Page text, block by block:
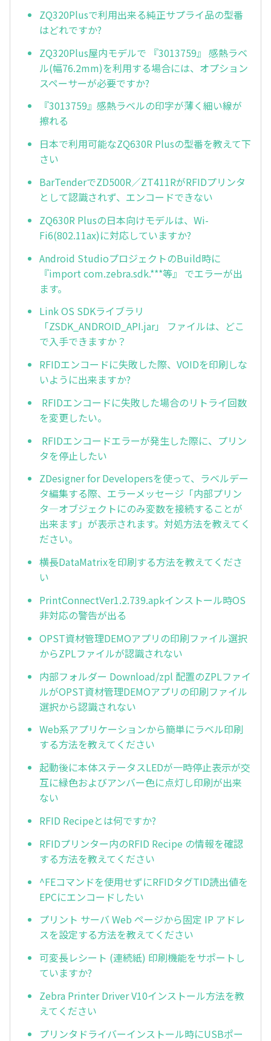
ZQ320Plusで利用出来る純正サプライ品の型番
はどれですか?
ZQ320Plus屋内モデルで 『3013759』 感熱ラベ
ル(幅76.2mm)を利用する場合には、オプション
スペーサーが必要ですか?
『3013759』感熱ラベルの印字が薄く細い線が
擦れる
日本で利用可能なZQ630R Plusの型番を教えて下
さい
BarTenderでZD500R／ZT411RがRFIDプリンタ
として認識されず、エンコードできない
ZQ630R Plusの日本向けモデルは、Wi-
Fi6(802.11ax)に対応していますか?
Android StudioプロジェクトのBuild時に
『import com.zebra.sdk.***等』 でエラーが出
ます。
Link OS SDKライブラリ
「ZSDK_ANDROID_API.jar」 ファイルは、どこ
で入手できますか？
RFIDエンコードに失敗した際、VOIDを印刷しな
いように出来ますか?
RFIDエンコードに失敗した場合のリトライ回数
を変更したい。
RFIDエンコードエラーが発生した際に、プリン
タを停止したい
ZDesigner for Developersを使って、ラベルデー
タ編集する際、エラーメッセージ「内部プリン
タ―オブジェクトにのみ変数を接続することが
出来ます」が表示されます。対処方法を教えてく
ださい。
横長DataMatrixを印刷する方法を教えてくださ
い
PrintConnectVer1.2.739.apkインストール時OS
非対応の警告が出る
OPST資材管理DEMOアプリの印刷ファイル選択
からZPLファイルが認識されない
内部フォルダー Download/zpl 配置のZPLファイ
ルがOPST資材管理DEMOアプリの印刷ファイル
選択から認識されない
Web系アプリケーションから簡単にラベル印刷
する方法を教えてください
起動後に本体ステータスLEDが一時停止表示が交
互に緑色およびアンバー色に点灯し印刷が出来
ない
RFID Recipeとは何ですか?
RFIDプリンター内のRFID Recipe の情報を確認
する方法を教えてください
^FEコマンドを使用せずにRFIDタグTID読出値を
EPCにエンコードしたい
プリント サーバ Web ページから固定 IP アドレ
スを設定する方法を教えてください
可変長レシート (連続紙) 印刷機能をサポートし
ていますか?
Zebra Printer Driver V10インストール方法を教
えてください
プリンタドライバーインストール時にUSBポー